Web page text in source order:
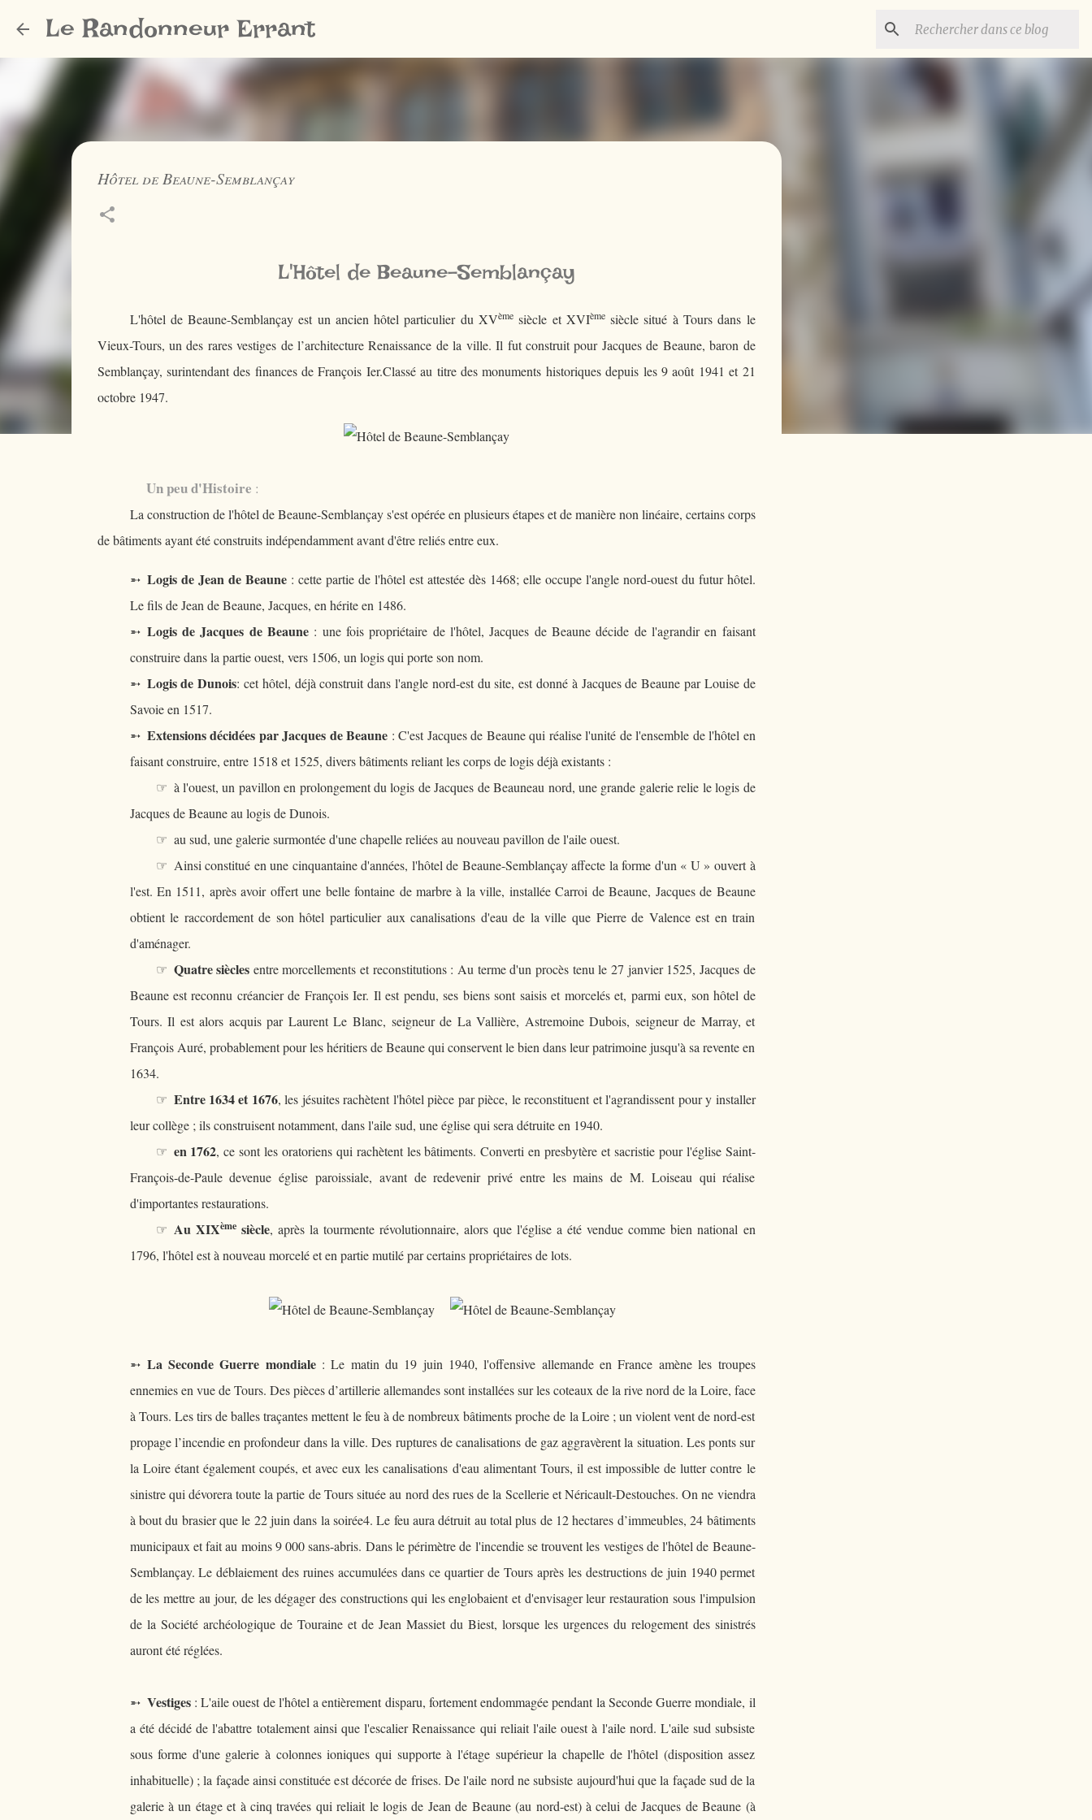
Le Randonneur Errant
Hôtel de Beaune-Semblançay
L'Hôtel de Beaune-Semblançay
L'hôtel de Beaune-Semblançay est un ancien hôtel particulier du XVème siècle et XVIèmesiècle situé à Tours dans le
Vieux-Tours, un des rares vestiges de l’architecture Renaissance de la ville. Il fut construit pour Jacques de Beaune, baron de
Semblançay, surintendant des finances de François Ier.Classé au titre des monuments historiques depuis les 9 août 1941 et 21
octobre 1947.
Un peu d'Histoire :
La construction de l'hôtel de Beaune-Semblançay s'est opérée en plusieurs étapes et de manière non linéaire, certains corps
de bâtiments ayant été construits indépendamment avant d'être reliés entre eux.
➵ Logis de Jean de Beaune: cette partie de l'hôtel est attestée dès 1468; elle occupe l'angle nord-ouest du futur hôtel.
Le fils de Jean de Beaune, Jacques, en hérite en 1486.
➵ Logis de Jacques de Beaune: une fois propriétaire de l'hôtel, Jacques de Beaune décide de l'agrandir en faisant
construire dans la partie ouest, vers 1506, un logis qui porte son nom.
➵ Logis de Dunois: cet hôtel, déjà construit dans l'angle nord-est du site, est donné à Jacques de Beaune par Louise de
Savoie en 1517.
➵ Extensions décidées par Jacques de Beaune : C'est Jacques de Beaune qui réalise l'unité de l'ensemble de l'hôtel en
faisant construire, entre 1518 et 1525, divers bâtiments reliant les corps de logis déjà existants :
☞ à l'ouest, un pavillon en prolongement du logis de Jacques de Beauneau nord, une grande galerie relie le logis de
Jacques de Beaune au logis de Dunois.
☞ au sud, une galerie surmontée d'une chapelle reliées au nouveau pavillon de l'aile ouest.
☞ Ainsi constitué en une cinquantaine d'années, l'hôtel de Beaune-Semblançay affecte la forme d'un « U » ouvert à
l'est. En 1511, après avoir offert une belle fontaine de marbre à la ville, installée Carroi de Beaune, Jacques de Beaune
obtient le raccordement de son hôtel particulier aux canalisations d'eau de la ville que Pierre de Valence est en train
d'aménager.
☞ Quatre siècles entre morcellements et reconstitutions : Au terme d'un procès tenu le 27 janvier 1525, Jacques de
Beaune est reconnu créancier de François Ier. Il est pendu, ses biens sont saisis et morcelés et, parmi eux, son hôtel de
Tours. Il est alors acquis par Laurent Le Blanc, seigneur de La Vallière, Astremoine Dubois, seigneur de Marray, et
François Auré, probablement pour les héritiers de Beaune qui conservent le bien dans leur patrimoine jusqu'à sa revente en
1634.
☞ Entre 1634 et 1676, les jésuites rachètent l'hôtel pièce par pièce, le reconstituent et l'agrandissent pour y installer
leur collège ; ils construisent notamment, dans l'aile sud, une église qui sera détruite en 1940.
☞ en 1762, ce sont les oratoriens qui rachètent les bâtiments. Converti en presbytère et sacristie pour l'église Saint-
François-de-Paule devenue église paroissiale, avant de redevenir privé entre les mains de M. Loiseau qui réalise
d'importantes restaurations.
☞ Au XIXèmesiècle, après la tourmente révolutionnaire, alors que l'église a été vendue comme bien national en
1796, l'hôtel est à nouveau morcelé et en partie mutilé par certains propriétaires de lots.
➵ La Seconde Guerre mondiale: Le matin du 19 juin 1940, l'offensive allemande en France amène les troupes
ennemies en vue de Tours. Des pièces d’artillerie allemandes sont installées sur les coteaux de la rive nord de la Loire, face
à Tours. Les tirs de balles traçantes mettent le feu à de nombreux bâtiments proche de la Loire ; un violent vent de nord-est
propage l’incendie en profondeur dans la ville. Des ruptures de canalisations de gaz aggravèrent la situation. Les ponts sur
la Loire étant également coupés, et avec eux les canalisations d'eau alimentant Tours, il est impossible de lutter contre le
sinistre qui dévorera toute la partie de Tours située au nord des rues de la Scellerie et Néricault-Destouches. On ne viendra
à bout du brasier que le 22 juin dans la soirée4. Le feu aura détruit au total plus de 12 hectares d’immeubles, 24 bâtiments
municipaux et fait au moins 9 000 sans-abris. Dans le périmètre de l'incendie se trouvent les vestiges de l'hôtel de Beaune-
Semblançay. Le déblaiement des ruines accumulées dans ce quartier de Tours après les destructions de juin 1940 permet
de les mettre au jour, de les dégager des constructions qui les englobaient et d'envisager leur restauration sous l'impulsion
de la Société archéologique de Touraine et de Jean Massiet du Biest, lorsque les urgences du relogement des sinistrés
auront été réglées.
➵ Vestiges: L'aile ouest de l'hôtel a entièrement disparu, fortement endommagée pendant la Seconde Guerre mondiale, il
a été décidé de l'abattre totalement ainsi que l'escalier Renaissance qui reliait l'aile ouest à l'aile nord. L'aile sud subsiste
sous forme d'une galerie à colonnes ioniques qui supporte à l'étage supérieur la chapelle de l'hôtel (disposition assez
inhabituelle) ; la façade ainsi constituée est décorée de frises. De l'aile nord ne subsiste aujourd'hui que la façade sud de la
galerie à un étage et à cinq travées qui reliait le logis de Jean de Beaune (au nord-est) à celui de Jacques de Beaune (à